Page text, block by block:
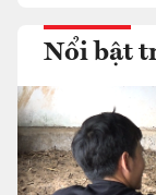
Nổi bật